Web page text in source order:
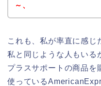
～、
これも、私が率直に感じ
私と同じような人もいる
プラスサポートの商品を
使っている